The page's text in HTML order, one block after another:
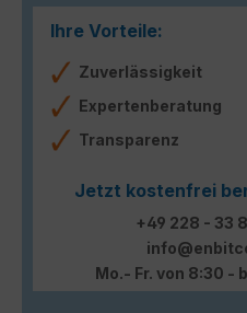
Ihre Vorteile:
Zuverlässigkeit
Expertenberatung
Transparenz
Jetzt kostenfrei
+49 228 - 33
Mo.- Fr. von 8:30 -